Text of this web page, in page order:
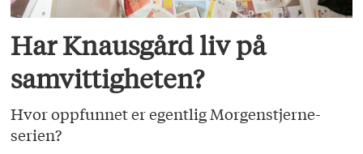
Har Knausgård liv på
samvittigheten?
Hvor oppfunnet er egentlig Morgenstjerne-
serien?